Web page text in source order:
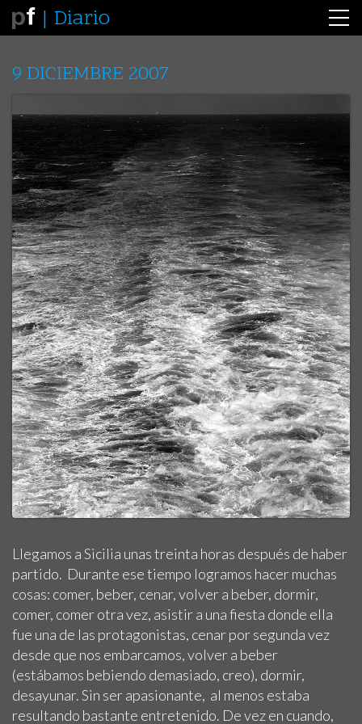
Diario
9 DICIEMBRE 2007
Llegamos a Sicilia unas treinta horas después de haber
partido. Durante ese tiempo logramos hacer muchas
cosas: comer, beber, cenar, volver a beber, dormir,
comer, comer otra vez, asistir a una fiesta donde ella
fue una de las protagonistas, cenar por segunda vez
desde que nos embarcamos, volver a beber
(estábamos bebiendo demasiado, creo), dormir,
desayunar. Sin ser apasionante, al menos estaba
resultando bastante entretenido. De vez en cuando,